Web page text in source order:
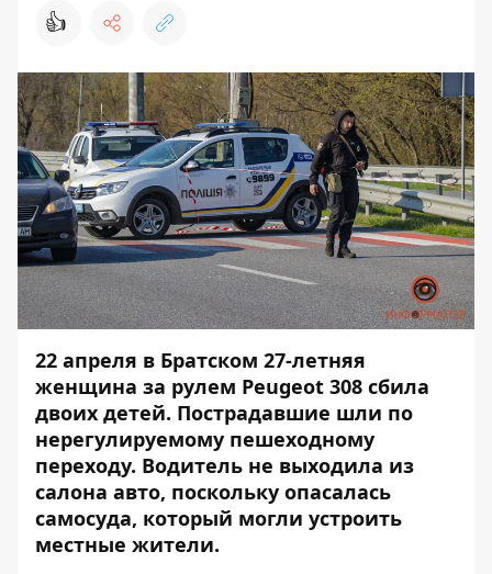
👍
22 апреля в Братском 27-летняя
женщина за рулем Peugeot 308 сбила
двоих детей. Пострадавшие шли по
нерегулируемому пешеходному
переходу. Водитель не выходила из
салона авто, поскольку опасалась
самосуда, который могли устроить
местные жители.